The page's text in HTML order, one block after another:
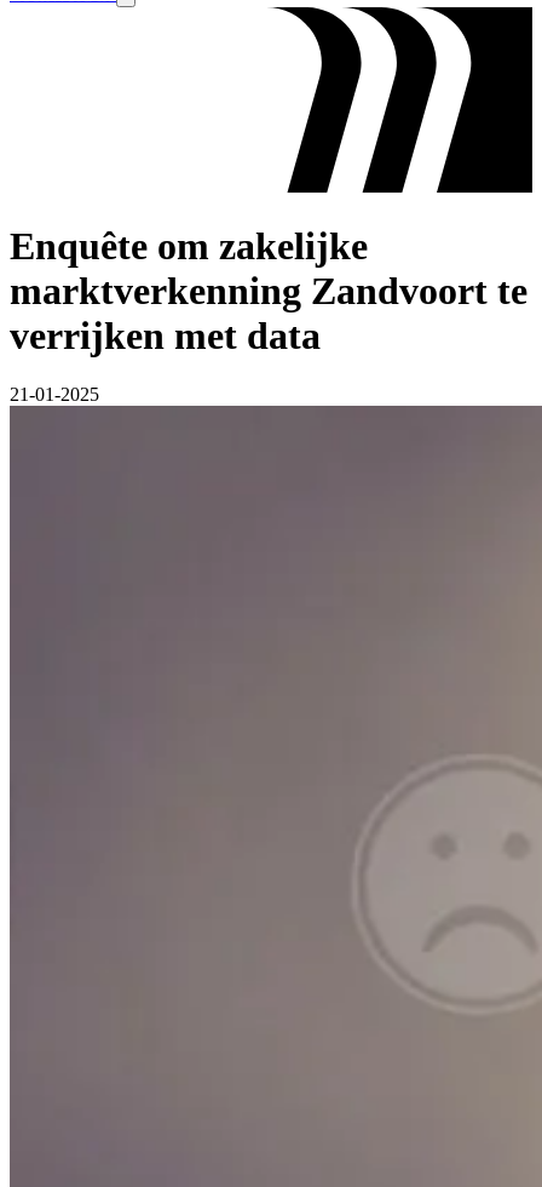
Enquête om zakelijke
marktverkenning Zandvoort te
verrijken met data
21-01-2025